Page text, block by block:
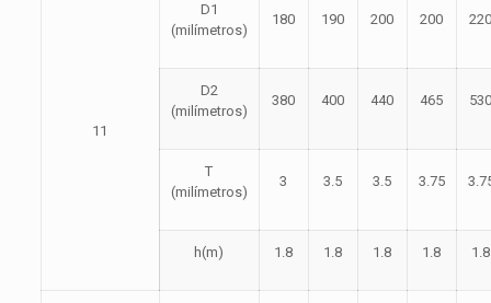
11
D1
(milímetros)
180 190 200 200
D2
(milímetros)
380 400 440 465
T
(milímetros)
3 3.5 3.5 3.75
h(m) 1.8 1.8 1.8 1.8 1.8